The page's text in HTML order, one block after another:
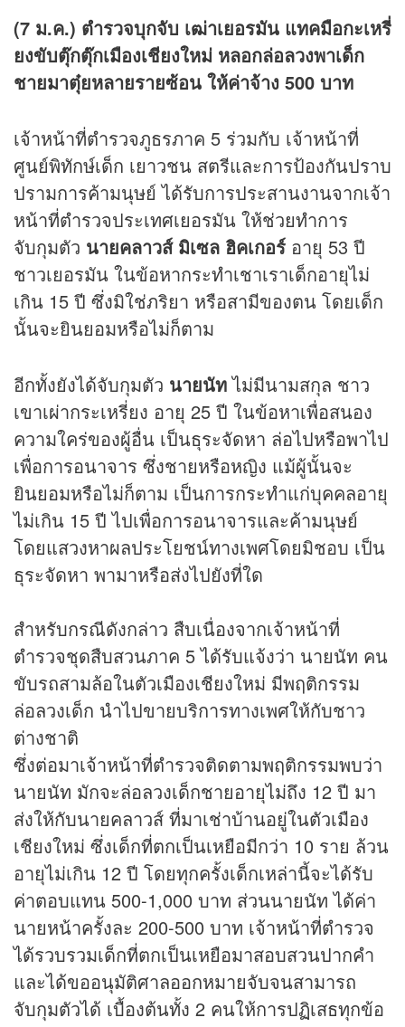
(7 ม.ค.) ตำรวจบุกจับ เฒ่าเยอรมัน แทคมือกะเหรี่
ยงขับตุ๊กตุ๊กเมืองเชียงใหม่ หลอกล่อลวงพาเด็ก
ชายมาตุ๋ยหลายรายซ้อน ให้ค่าจ้าง 500 บาท
เจ้าหน้าที่ตำรวจภูธรภาค 5 ร่วมกับ เจ้าหน้าที่
ศูนย์พิทักษ์เด็ก เยาวชน สตรีและการป้องกันปราบ
ปรามการค้ามนุษย์ ได้รับการประสานงานจากเจ้า
หน้าที่ตำรวจประเทศเยอรมัน ให้ช่วยทำการ
จับกุมตัว นายคลาวส์ มิเซล ฮิคเกอร์ อายุ 53 ปี
ชาวเยอรมัน ในข้อหากระทำเชาเราเด็กอายุไม่
เกิน 15 ปี ซึ่งมิใช่ภริยา หรือสามีของตน โดยเด็ก
นั้นจะยินยอมหรือไม่ก็ตาม
อีกทั้งยังได้จับกุมตัว นายนัทไม่มีนามสกุล ชาว
เขาเผ่ากระเหรี่ยง อายุ 25 ปี ในข้อหาเพื่อสนอง
ความใคร่ของผู้อื่น เป็นธุระจัดหา ล่อไปหรือพาไป
เพื่อการอนาจาร ซึ่งชายหรือหญิง แม้ผู้นั้นจะ
ยินยอมหรือไม่ก็ตาม เป็นการกระทำแก่บุคคลอายุ
ไม่เกิน 15 ปี ไปเพื่อการอนาจารและค้ามนุษย์
โดยแสวงหาผลประโยชน์ทางเพศโดยมิชอบ เป็น
ธุระจัดหา พามาหรือส่งไปยังที่ใด
สำหรับกรณีดังกล่าว สืบเนื่องจากเจ้าหน้าที่
ตำรวจชุดสืบสวนภาค 5 ได้รับแจ้งว่า นายนัท คน
ขับรถสามล้อในตัวเมืองเชียงใหม่ มีพฤติกรรม
ล่อลวงเด็ก นำไปขายบริการทางเพศให้กับชาว
ต่างชาติ
ซึ่งต่อมาเจ้าหน้าที่ตำรวจติดตามพฤติกรรมพบว่า
นายนัท มักจะล่อลวงเด็กชายอายุไม่ถึง 12 ปี มา
ส่งให้กับนายคลาวส์ ที่มาเช่าบ้านอยู่ในตัวเมือง
เชียงใหม่ ซึ่งเด็กที่ตกเป็นเหยือมีกว่า 10 ราย ล้วน
อายุไม่เกิน 12 ปี โดยทุกครั้งเด็กเหล่านี้จะได้รับ
ค่าตอบแทน 500-1,000 บาท ส่วนนายนัท ได้ค่า
นายหน้าครั้งละ 200-500 บาท เจ้าหน้าที่ตำรวจ
ได้รวบรวมเด็กที่ตกเป็นเหยือมาสอบสวนปากคำ
และได้ขออนุมัติศาลออกหมายจับจนสามารถ
จับกุมตัวได้ เบื้องต้นทั้ง 2 คนให้การปฏิเสธทุกข้อ